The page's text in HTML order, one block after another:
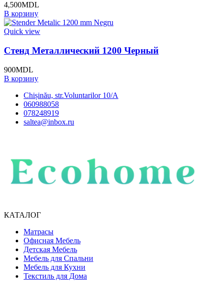
4,500MDL
В корзину
Quick view
Стенд Металлический 1200 Черный
900MDL
В корзину
Chișinău, str.Voluntarilor 10/A
060988058
078248919
saltea@inbox.ru
КАТАЛОГ
Матрасы
Офисная Мебель
Детская Мебель
Мебель для Спальни
Мебель для Кухни
Текстиль для Дома